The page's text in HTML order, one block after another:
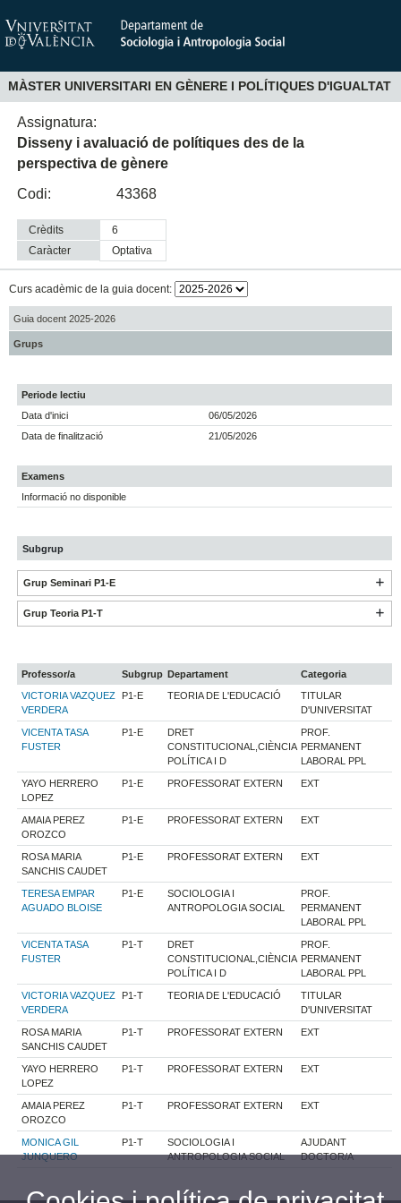
MÀSTER UNIVERSITARI EN GÈNERE I POLÍTIQUES D'IGUALTAT
Assignatura:
Disseny i avaluació de polítiques des de la
perspectiva de gènere
Codi:
43368
Crèdits
6
Caràcter
optativa
Curs acadèmic de la guia docent:
Guia docent 2025-2026
Grups
Periode lectiu
Data d'inici
06/05/2026
Data de finalització
21/05/2026
Examens
Informació no disponible
Subgrup
Grup Seminari P1-E
Grup Teoria P1-T
Professor/a Subgrup Departament
Categoria
VICTORIA VAZQUEZ
VERDERA
P1-E TEORIA DE L'EDUCACIÓ
TITULAR
D'UNIVERSITAT
VICENTA TASA
FUSTER
P1-E
DRET
CONSTITUCIONAL,CIÈNCIA
POLÍTICA I D
PROF.
PERMANENT
LABORAL PPL
YAYO HERRERO
LOPEZ
P1-E PROFESSORAT EXTERN EXT
AMAIA PEREZ
OROZCO
P1-E PROFESSORAT EXTERN EXT
ROSA MARIA
SANCHIS CAUDET
P1-E PROFESSORAT EXTERN EXT
TERESA EMPAR
AGUADO BLOISE
P1-E
SOCIOLOGIA I
ANTROPOLOGIA SOCIAL
PROF.
PERMANENT
LABORAL PPL
VICENTA TASA
FUSTER
P1-T
DRET
CONSTITUCIONAL,CIÈNCIA
POLÍTICA I D
PROF.
PERMANENT
LABORAL PPL
VICTORIA VAZQUEZ
VERDERA
P1-T TEORIA DE L'EDUCACIÓ
TITULAR
D'UNIVERSITAT
ROSA MARIA
SANCHIS CAUDET
P1-T PROFESSORAT EXTERN EXT
YAYO HERRERO
LOPEZ
P1-T PROFESSORAT EXTERN EXT
AMAIA PEREZ
OROZCO
P1-T PROFESSORAT EXTERN EXT
MONICA GIL
JUNQUERO
P1-T
SOCIOLOGIA I
ANTROPOLOGIA SOCIAL
AJUDANT
DOCTOR/A